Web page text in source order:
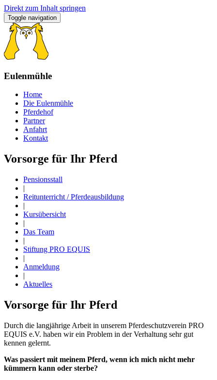
Direkt zum Inhalt springen
Toggle navigation
Eulenmühle
Home
Die Eulenmühle
Pferdehof
Partner
Anfahrt
Kontakt
Vorsorge für Ihr Pferd
Pensionsstall
|
Reitunterricht / Pferdeausbildung
|
Kursübersicht
|
Das Team
|
Stiftung PRO EQUIS
|
Anmeldung
|
Aktuelles
Vorsorge für Ihr Pferd
Durch die langjährige Arbeit in unserem Pferdeschutzverein PRO
EQUIS e.V. haben wir ein Problem in der Verhaltung sehr gut
kennen gelernt.
Was passiert mit meinem Pferd, wenn ich mich nicht mehr
kümmern kann oder sterbe?